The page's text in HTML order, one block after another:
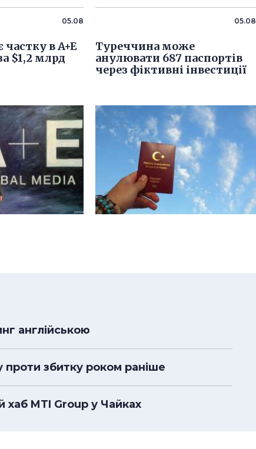
05.08
в A+E
$1,2 млрд
05.08
Туреччина може
анулювати 687 паспортів
через фіктивні інвестиції
англійською
збитку роком раніше
хаб MTI Group у Чайках